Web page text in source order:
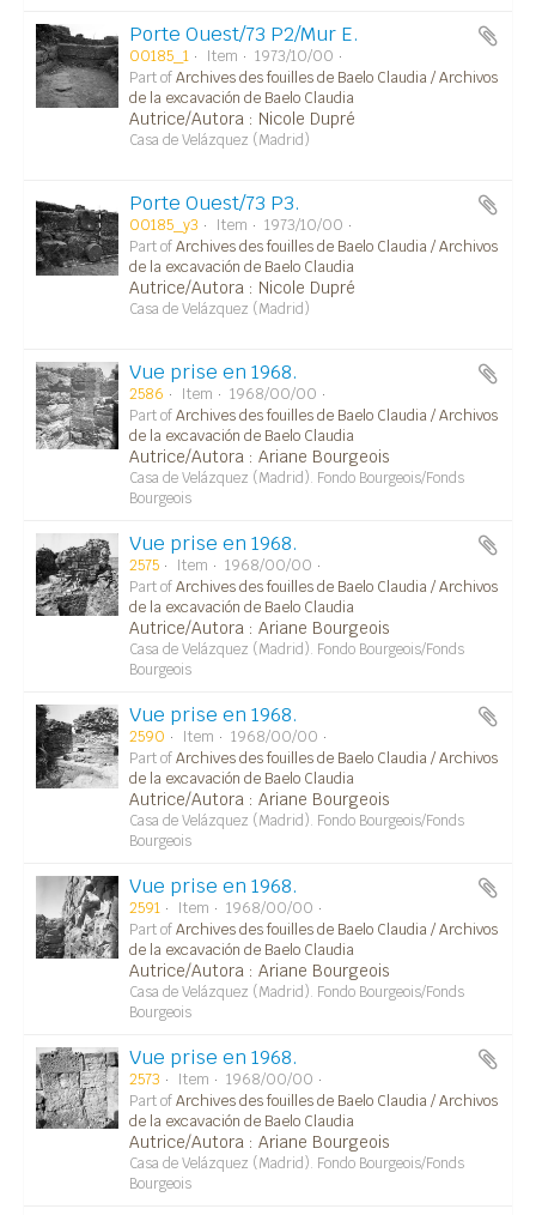
Porte Ouest/73 P2/Mur E.
00185_1 Item
1973/10/00
Part ofArchives des fouilles de Baelo Claudia / Archivos
de la excavación de Baelo Claudia
Autrice/Autora : Nicole Dupré
Casa de Velázquez (Madrid)
Porte Ouest/73 P3.
00185_y3 Item
1973/10/00
Part ofArchives des fouilles de Baelo Claudia / Archivos
de la excavación de Baelo Claudia
Autrice/Autora : Nicole Dupré
Casa de Velázquez (Madrid)
Vue prise en 1968.
2586 Item
1968/00/00
Part ofArchives des fouilles de Baelo Claudia / Archivos
de la excavación de Baelo Claudia
Autrice/Autora : Ariane Bourgeois
Casa de Velázquez (Madrid). Fondo Bourgeois/Fonds
Bourgeois
Vue prise en 1968.
2575 Item
1968/00/00
Part ofArchives des fouilles de Baelo Claudia / Archivos
de la excavación de Baelo Claudia
Autrice/Autora : Ariane Bourgeois
Casa de Velázquez (Madrid). Fondo Bourgeois/Fonds
Bourgeois
Vue prise en 1968.
2590 Item
1968/00/00
Part ofArchives des fouilles de Baelo Claudia / Archivos
de la excavación de Baelo Claudia
Autrice/Autora : Ariane Bourgeois
Casa de Velázquez (Madrid). Fondo Bourgeois/Fonds
Bourgeois
Vue prise en 1968.
2591 Item
1968/00/00
Part ofArchives des fouilles de Baelo Claudia / Archivos
de la excavación de Baelo Claudia
Autrice/Autora : Ariane Bourgeois
Casa de Velázquez (Madrid). Fondo Bourgeois/Fonds
Bourgeois
Vue prise en 1968.
2573 Item
1968/00/00
Part ofArchives des fouilles de Baelo Claudia / Archivos
de la excavación de Baelo Claudia
Autrice/Autora : Ariane Bourgeois
Casa de Velázquez (Madrid). Fondo Bourgeois/Fonds
Bourgeois